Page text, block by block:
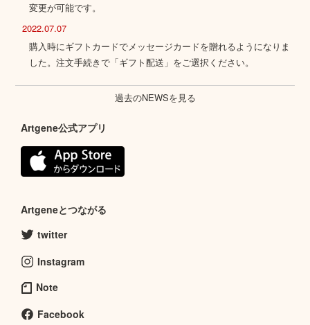
変更が可能です。
2022.07.07
購入時にギフトカードでメッセージカードを贈れるようになりま
した。注文手続きで「ギフト配送」をご選択ください。
過去のNEWSを見る
Artgene公式アプリ
Artgeneとつながる
twitter
Instagram
Note
Facebook